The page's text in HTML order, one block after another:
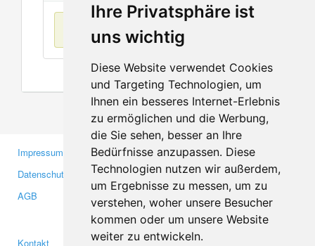
Ihre Privatsphäre ist
uns wichtig
Diese Website verwendet Cookies
und Targeting Technologien, um
Ihnen ein besseres Internet-Erlebnis
zu ermöglichen und die Werbung,
die Sie sehen, besser an Ihre
Bedürfnisse anzupassen. Diese
Technologien nutzen wir außerdem,
um Ergebnisse zu messen, um zu
verstehen, woher unsere Besucher
kommen oder um unsere Website
weiter zu entwickeln.
Keine Einträge
Impressum
Datenschutzerklärung
AGB
Gewerbetreibende
Investoren
Medien
Kontakt
Facebook